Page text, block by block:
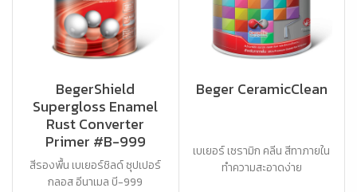
BegerShield
Supergloss Enamel
Rust Converter
Primer #B-999
สีรองพื้น เบเยอร์ชิลด์ ซุปเปอร์
กลอส อีนาเมล บี-999
Beger CeramicClean
เบเยอร์ เซรามิก คลีน สีทาภายใน
ทำความสะอาดง่าย